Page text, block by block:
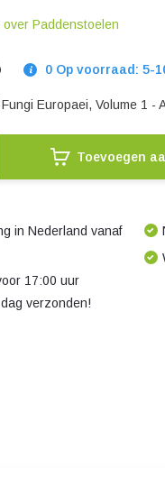
over Paddenstoelen
0 Op voorraad: 5-
Europaei, Volume 1 -
Toevoegen
in Nederland vanaf
17:00 uur
verzonden!